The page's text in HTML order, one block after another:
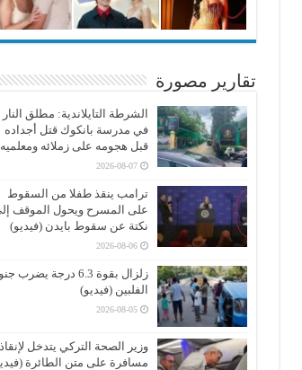
تقارير مصورة
الشرطة التايلاندية: مطلق النار
في مدرسة بانكوك قتل أجداده
قبل هجومه على زملائه ومعلميه
2026-08-07
ترامب ينقذ طفلا من السقوط
على المسرح ويحول الموقف
نكتة عن سقوط بايدن (فيديو)
2026-08-06
زلزال بقوة 6.3 درجة يضرب
الفلبين (فيديو)
2026-08-05
وزير الصحة التركي يتدخل لإنقاذ
مسافرة على متن الطائرة